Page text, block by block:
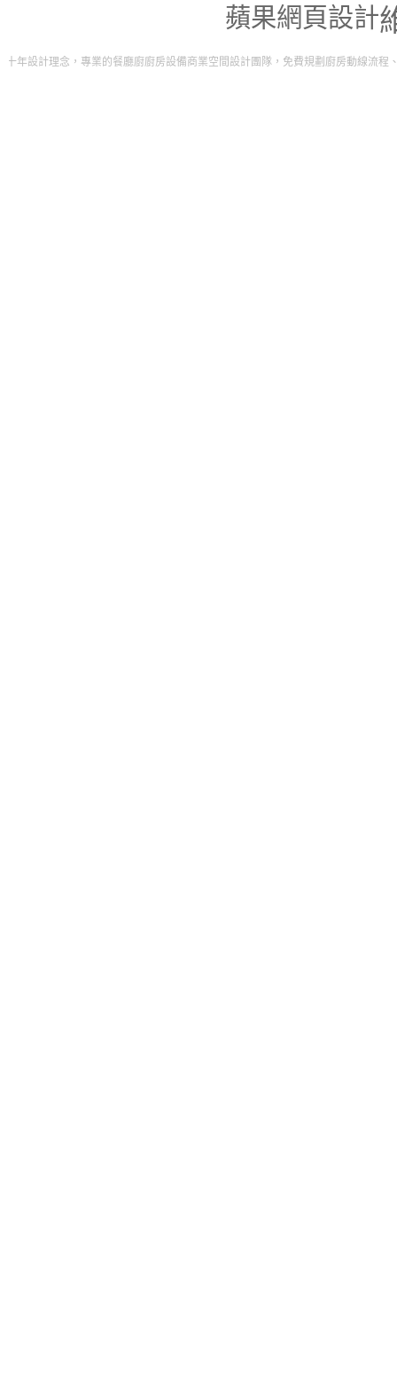
蘋果網頁設計
廳廚廚房設備商業空間設計團隊，免費規劃廚房動線流程、油煙排放工程